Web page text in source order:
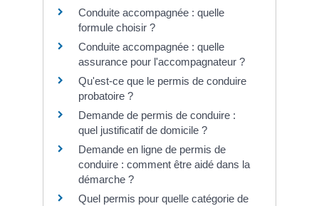
Conduite accompagnée : quelle
formule choisir ?
Conduite accompagnée : quelle
assurance pour l'accompagnateur ?
Qu'est-ce que le permis de conduire
probatoire ?
Demande de permis de conduire :
quel justificatif de domicile ?
Demande en ligne de permis de
conduire : comment être aidé dans la
démarche ?
Quel permis pour quelle catégorie de